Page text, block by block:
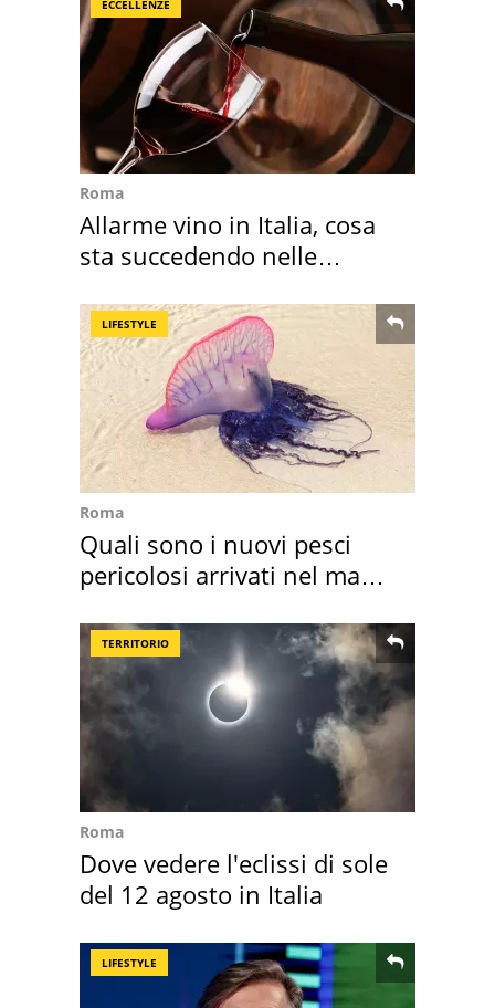
ECCELLENZE
Roma
Allarme vino in Italia, cosa
sta succedendo nelle
LIFESTYLE
Roma
Quali sono i nuovi pesci
pericolosi arrivati nel mar
TERRITORIO
Roma
Dove vedere l'eclissi di sole
del 12 agosto in Italia
LIFESTYLE